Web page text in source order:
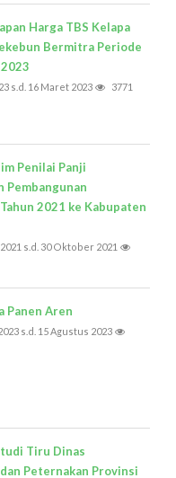
Harga TBS Kelapa
Bermitra Periode
s.d. 16 Maret 2023 3771
Penilai Panji
Pembangunan
2021 ke Kabupaten
s.d. 30 Oktober 2021
Panen Aren
s.d. 15 Agustus 2023
Tiru Dinas
Peternakan Provinsi